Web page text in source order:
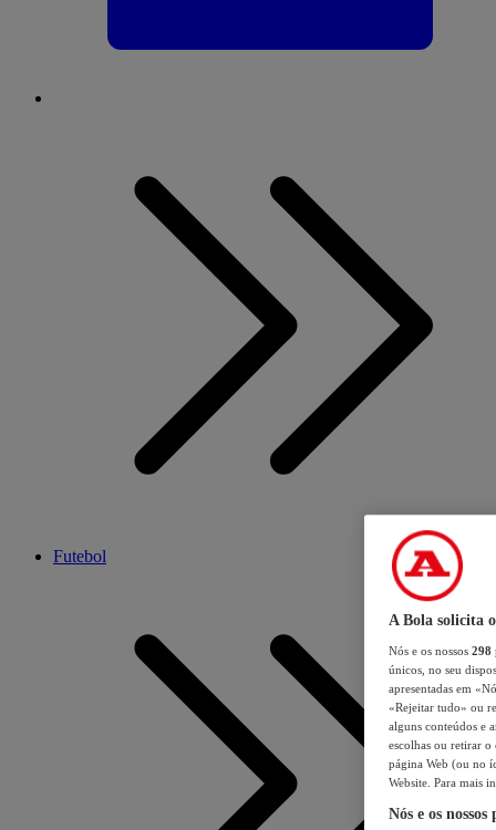
Futebol
A Bola solicita
Nós e os nossos 298
únicos, no seu
apresentadas em
«Rejeitar tudo» ou
alguns conteúdos e
escolhas ou retirar
página Web (ou no
Website. Para mais
Nós e os